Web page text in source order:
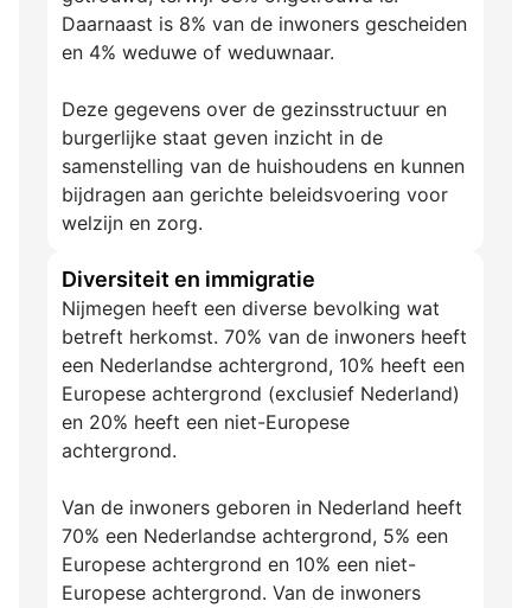
Daarnaast is 8% van de inwoners gescheiden
en 4% weduwe of weduwnaar.
Deze gegevens over de gezinsstructuur en
burgerlijke staat geven inzicht in de
samenstelling van de huishoudens en kunnen
bijdragen aan gerichte beleidsvoering voor
welzijn en zorg.
Diversiteit en immigratie
Nijmegen heeft een diverse bevolking wat
betreft herkomst. 70% van de inwoners heeft
een Nederlandse achtergrond, 10% heeft een
Europese achtergrond (exclusief Nederland)
en 20% heeft een niet-Europese
achtergrond.
Van de inwoners geboren in Nederland heeft
70% een Nederlandse achtergrond, 5% een
Europese achtergrond en 10% een niet-
Europese achtergrond. Van de inwoners